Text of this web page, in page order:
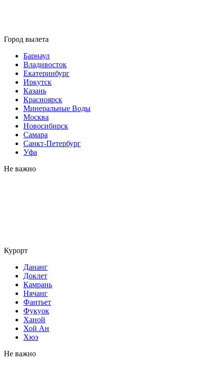
Город вылета
Барнаул
Владивосток
Екатеринбург
Иркутск
Казань
Красноярск
Минеральные Воды
Москва
Новосибирск
Самара
Санкт-Петербург
Уфа
Не важно
Курорт
Дананг
Доклет
Камрань
Нячанг
Фантьет
Фукуок
Ханой
Хой Ан
Хюэ
Не важно